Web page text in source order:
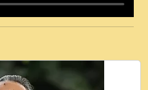
मह वदवन पहच दय! मह जन
- New Bhajan 2020